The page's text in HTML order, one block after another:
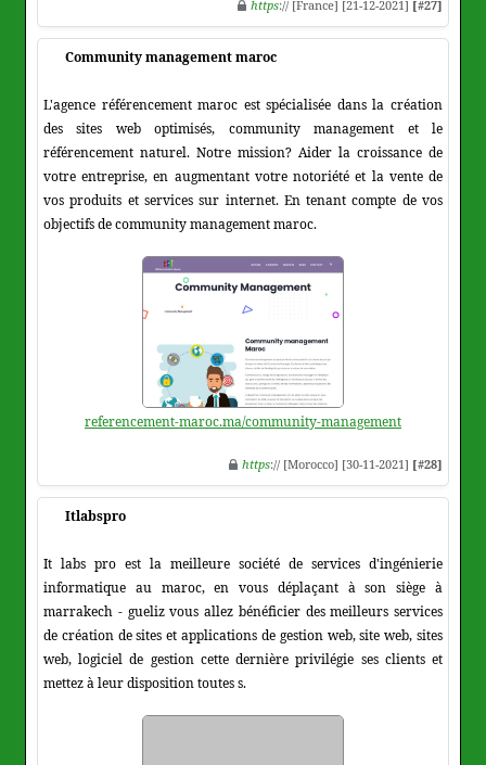
https:// [France] [21-12-2021] [#27]
Community management maroc
L'agence référencement maroc est spécialisée dans la création
des sites web optimisés, community management et le
référencement naturel. Notre mission? Aider la croissance de
votre entreprise, en augmentant votre notoriété et la vente de
vos produits et services sur internet. En tenant compte de vos
objectifs de community management maroc.
referencement-maroc.ma/community-management
https:// [Morocco] [30-11-2021] [#28]
Itlabspro
It labs pro est la meilleure société de services d'ingénierie
informatique au maroc, en vous déplaçant à son siège à
marrakech - gueliz vous allez bénéficier des meilleurs services
de création de sites et applications de gestion web, site web, sites
web, logiciel de gestion cette dernière privilégie ses clients et
mettez à leur disposition toutes s.